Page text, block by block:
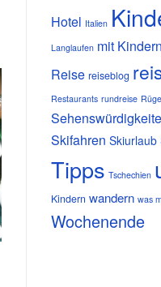
Hotel Italien
Langlaufen mit Kindern
Reise reiseblog
Restaurants rundreise
Skifahren Skiurlaub
Tipps Tschechien
Kindern wandern was
Wochenende